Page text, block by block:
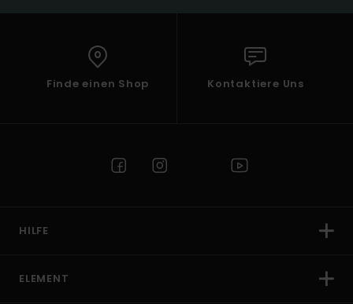
Finde einen Shop Kontaktiere Uns
HILFE
ELEMENT